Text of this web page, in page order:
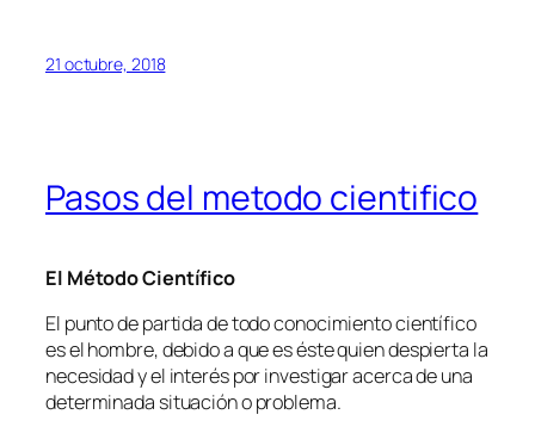
21 octubre, 2018
Pasos del metodo cientifico
El Método Científico
El punto de partida de todo conocimiento científico
es el hombre, debido a que es éste quien despierta la
necesidad y el interés por investigar acerca de una
determinada situación o problema.